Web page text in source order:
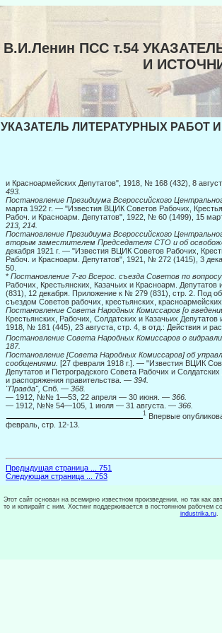
В.И.Ленин ПСС т.54
И
УКАЗАТЕЛЬ ЛИТЕРАТУРНЫХ РАБОТ И
и Красноармейских Депутатов", 1918, № 168 (432), 8
493.
Постановление Президиума Всероссийского
марта 1922 г. — "Известия ВЦИК Советов Рабочих,
Рабоч. и Красноарм. Депутатов", 1922, № 60 (1499), 15
213, 214.
Постановление Президиума Всероссийского
вторым заместителем Председателя СТО и об
декабря 1921 г. — "Известия ВЦИК Советов Рабочих,
Рабоч. и Красноарм. Депутатов", 1921, № 272 (1415), 3
50.
* Постановление 7-го Всерос. съезда Советов по
Рабочих, Крестьянских, Казачьих и Красноарм.
(831), 12 декабря. Приложение к № 279 (831), стр. 2. Под
съездом Советов рабочих, крестьянских,
Постановление Совета Народных Комиссаров [о
Крестьянских, Рабочих, Солдатских и Казачьих
1918, № 181 (445), 23 августа, стр. 4, в отд.: Действия и
Постановление Совета Народных Комиссаров о
187.
Постановление [Совета Народных Комиссаров] об
сообщениями. [27 февраля 1918 г.]. — "Известия ВЦИК
Депутатов и Петроградского Совета Рабочих и
и распоряжения правительства. — 394.
"Правда", Спб. — 368.
— 1912, №№ 1—53, 22 апреля — 30 июня. — 366.
— 1912, №№ 54—105, 1 июля — 31 августа. — 366.
1 Впервые
февраль, стр. 12-13.
Предыдущая страница ... 751
Следующая страница ... 753
Этот сайт основан на всемирно известном произведении, но так как
то и копирайт с ним. Хостинг поддерживается в постоянном рабочем
industrika.ru.